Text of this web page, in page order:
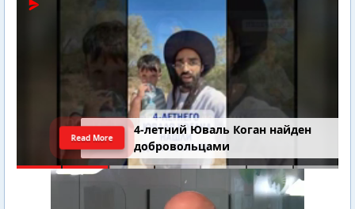
Последний шанс Ирана. Теракт в
Самарии // Новости Израиля.
Шарп. Финкель. Дубнов
Read More